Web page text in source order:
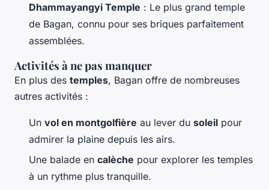
Dhammayangyi Temple : Le plus grand temple
de Bagan, connu pour ses briques parfaitement
assemblées.
Activités à ne pas manquer
En plus des temples, Bagan offre de nombreuses
autres activités :
Un vol en montgolfière au lever du soleil pour
admirer la plaine depuis les airs.
Une balade en calèche pour explorer les temples
à un rythme plus tranquille.